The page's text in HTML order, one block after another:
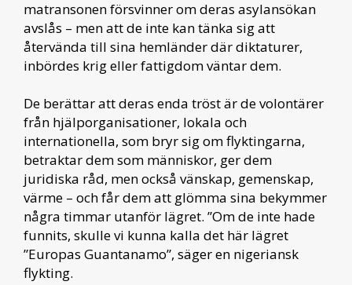
matransonen försvinner om deras asylansökan
avslås – men att de inte kan tänka sig att
återvända till sina hemländer där diktaturer,
inbördes krig eller fattigdom väntar dem.
De berättar att deras enda tröst är de volontärer
från hjälporganisationer, lokala och
internationella, som bryr sig om flyktingarna,
betraktar dem som människor, ger dem
juridiska råd, men också vänskap, gemenskap,
värme – och får dem att glömma sina bekymmer
några timmar utanför lägret. ”Om de inte hade
funnits, skulle vi kunna kalla det här lägret
”Europas Guantanamo”, säger en nigeriansk
flykting.